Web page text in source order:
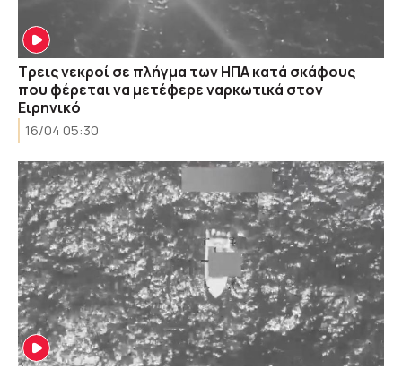
Τρεις νεκροί σε πλήγμα των ΗΠΑ κατά σκάφους
που φέρεται να μετέφερε ναρκωτικά στον
Ειρηνικό
16/04 05:30